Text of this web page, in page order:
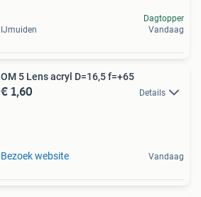
IJmuiden
Dagtopper
Vandaag
OM 5 Lens acryl D=16,5 f=+65
€ 1,60 Details
Bezoek website Vandaag